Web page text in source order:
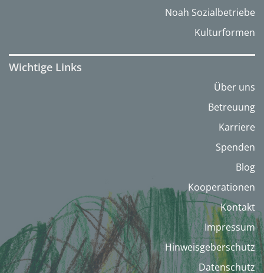
Noah Sozialbetriebe
Kulturformen
Wichtige Links
Über uns
Betreuung
Karriere
Spenden
Blog
Kooperationen
Kontakt
Impressum
Hinweisgeberschutz
Datenschutz